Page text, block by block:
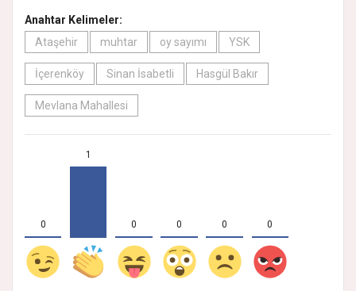
Anahtar Kelimeler:
Ataşehir
muhtar oy sayımı YSK
İçerenköy Sinan İsabetli Hasgül Bakır
Mevlana Mahallesi
0
1
0 0 0 0